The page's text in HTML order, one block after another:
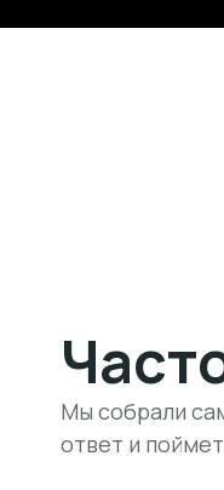
Мы собрали
ответ и